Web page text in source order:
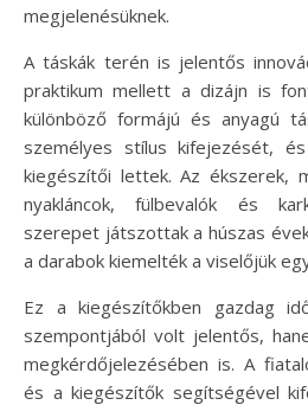
megjelenésüknek.
A táskák terén is jelentős
praktikum mellett a dizájn is
különböző formájú és anyagú
személyes stílus kifejezését,
kiegészítői lettek. Az ékszerek,
nyakláncok, fülbevalók és
szerepet játszottak a húszas
a darabok kiemelték a viselőjük
Ez a kiegészítőkben gazdag
szempontjából volt jelentős,
megkérdőjelezésében is. A
és a kiegészítők segítségével